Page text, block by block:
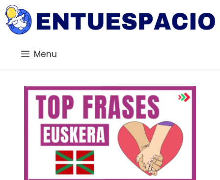
Saltar
al
contenido
Menu